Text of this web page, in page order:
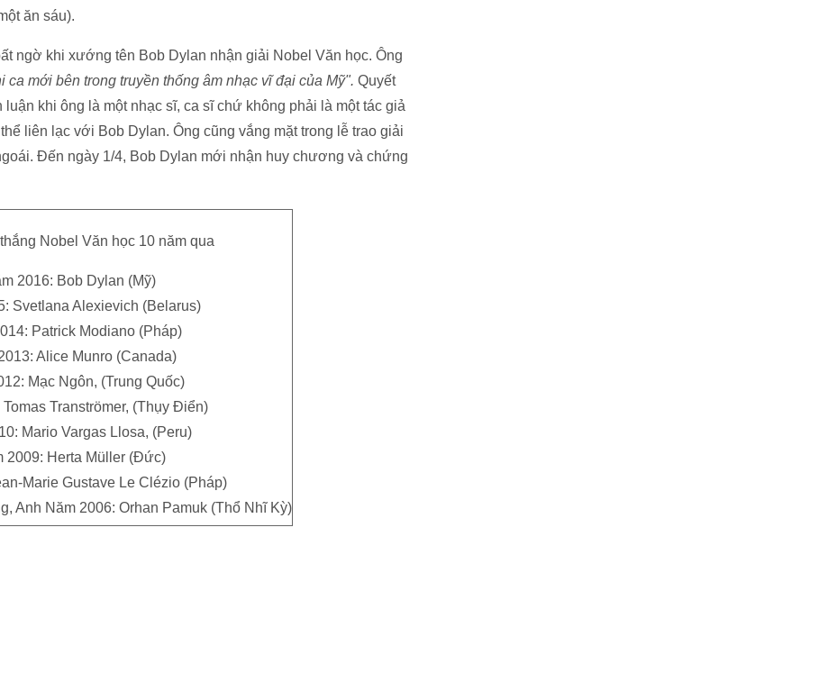
ăn sáu).
ngờ khi xướng tên Bob Dylan nhận giải Nobel Văn học. Ông
ca mới bên trong truyền thống âm nhạc vĩ đại của Mỹ". Quyết
khi ông là một nhạc sĩ, ca sĩ chứ không phải là một tác giả
liên lạc với Bob Dylan. Ông cũng vắng mặt trong lễ trao giải
Đến ngày 1/4, Bob Dylan mới nhận huy chương và chứng
Nobel Văn học 10 năm qua
2016: Bob Dylan (Mỹ)
Svetlana Alexievich (Belarus)
Patrick Modiano (Pháp)
Alice Munro (Canada)
Mạc Ngôn, (Trung Quốc)
Tomas Tranströmer, (Thụy Điển)
Mario Vargas Llosa, (Peru)
2009: Herta Müller (Đức)
Marie Gustave Le Clézio (Pháp)
Anh Năm 2006: Orhan Pamuk (Thổ Nhĩ Kỳ)